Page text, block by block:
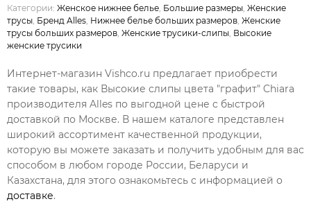
Категории: Женское нижнее белье Большие размеры Женские
трусы Бренд Alles Нижнее белье больших размеров Женские
трусы больших размеров Женские трусики-слипы Высокие
женские трусики
Интернет-магазин Vishco.ru предлагает приобрести
такие товары, как Высокие слипы цвета "графит" Chiara
производителя Alles по выгодной цене с быстрой
доставкой по Москве. В нашем каталоге представлен
широкий ассортимент качественной продукции,
которую вы можете заказать и получить удобным для вас
способом в любом городе России, Беларуси и
Казахстана, для этого ознакомьтесь с информацией о
доставке.